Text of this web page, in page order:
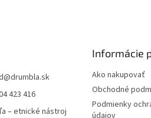
@drumbla.sk
423 416
– etnické nástroj
Informácie
Ako nakupovať
Obchodné
Podmienky
údajov